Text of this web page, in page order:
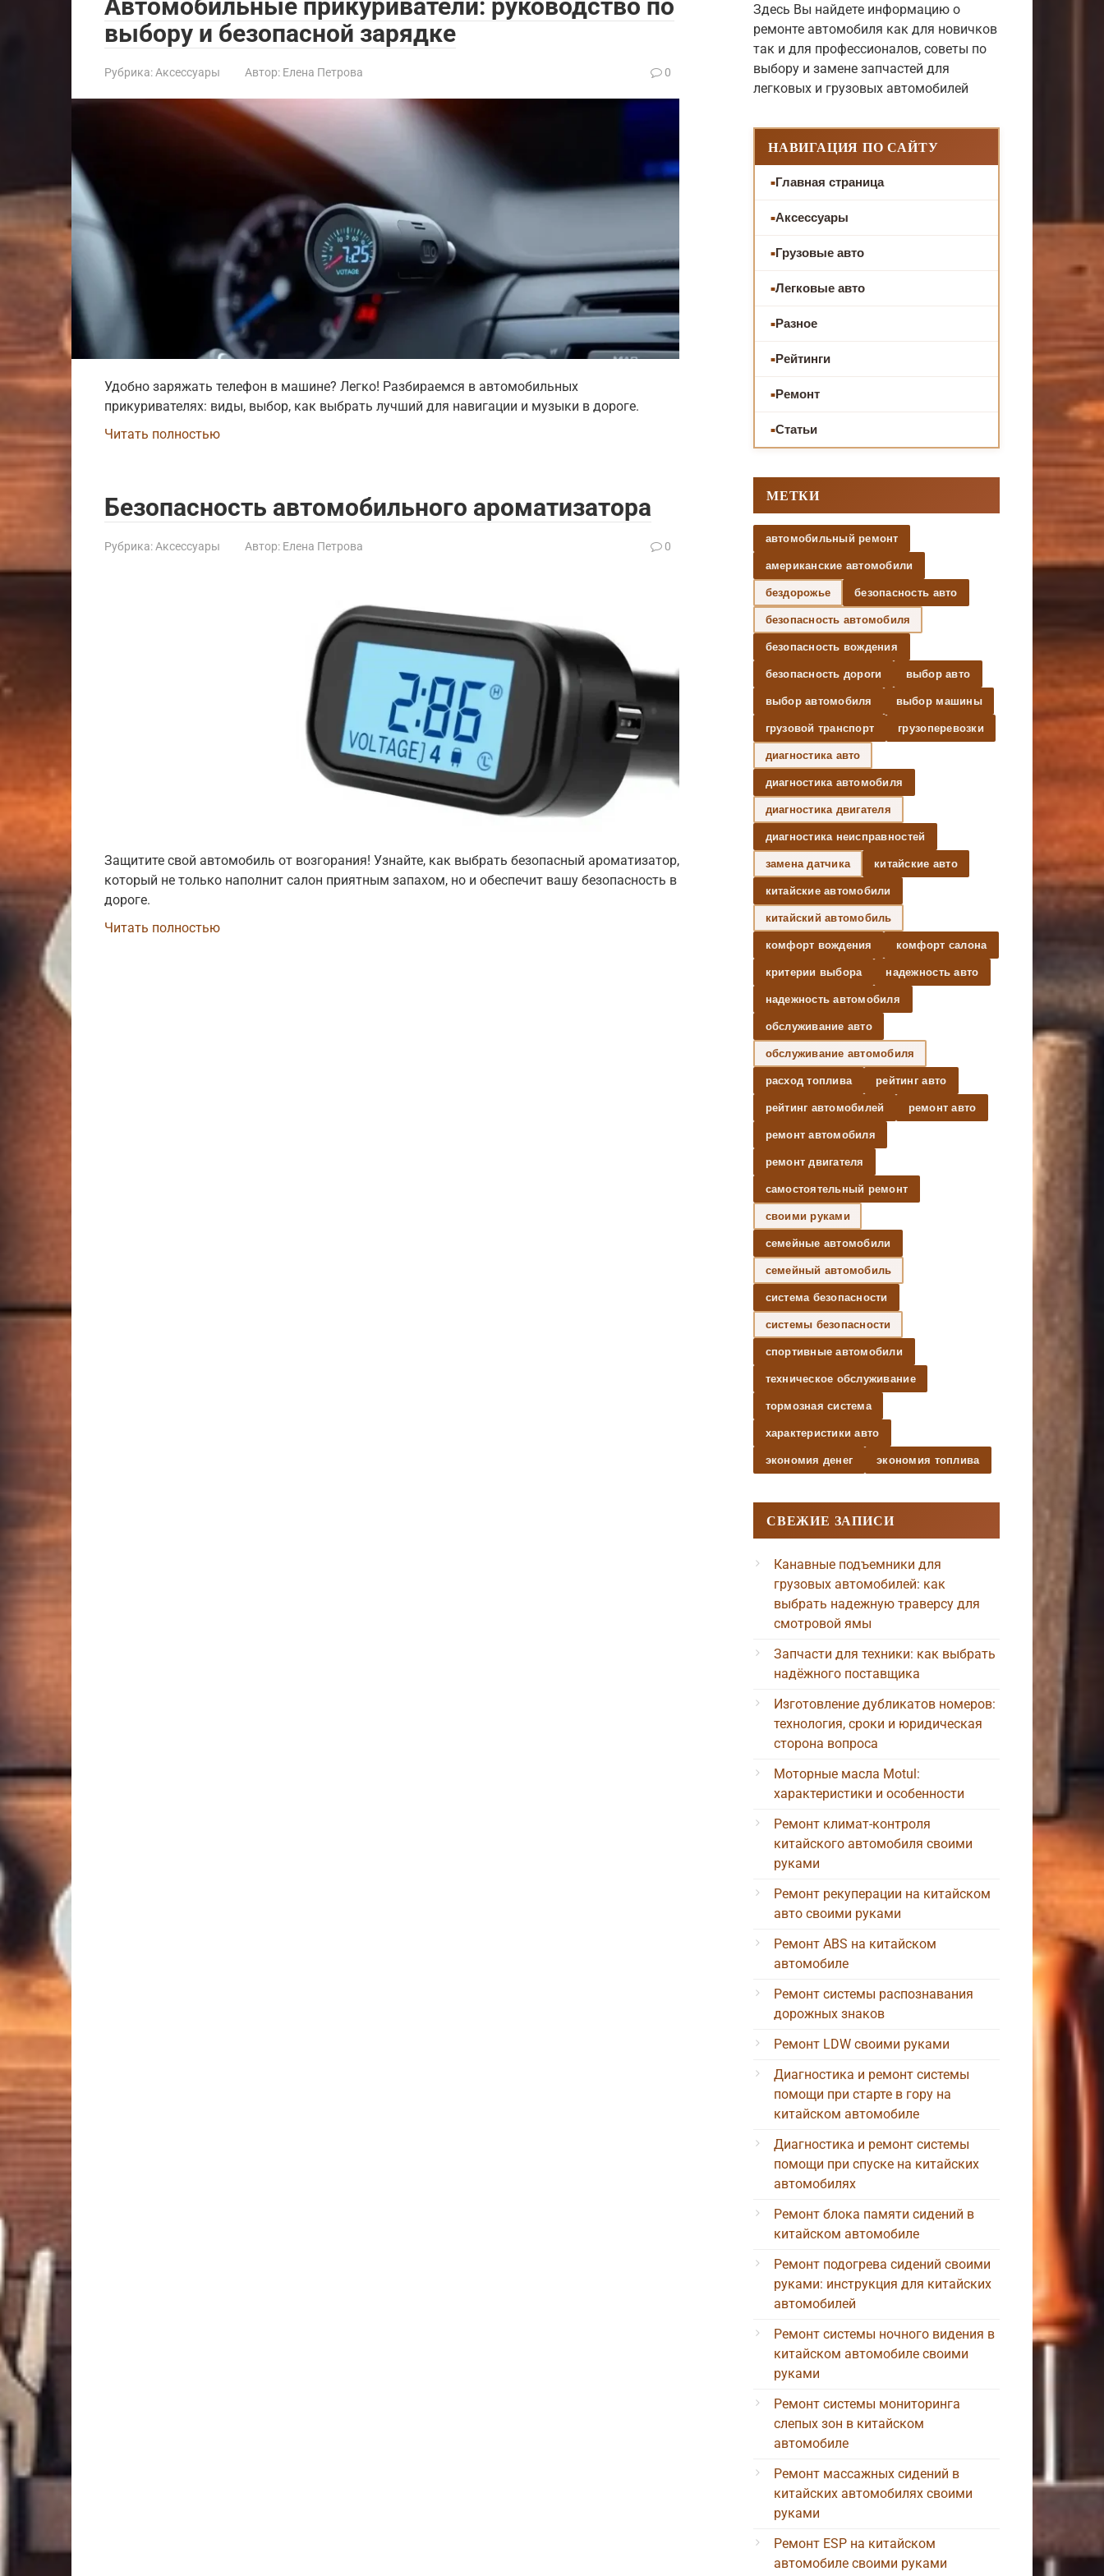
Автомобильные прикуриватели: руководство по
выбору и безопасной зарядке
Рубрика: Аксессуары Автор: Елена Петрова 0
Удобно заряжать телефон в машине? Легко! Разбираемся в автомобильных
прикуривателях: виды, выбор, как выбрать лучший для навигации и музыки в дороге.
Читать полностью
Безопасность автомобильного ароматизатора
Рубрика: Аксессуары Автор: Елена Петрова 0
Защитите свой автомобиль от возгорания! Узнайте, как выбрать безопасный ароматизатор,
который не только наполнит салон приятным запахом, но и обеспечит вашу безопасность в
дороге.
Читать полностью
Здесь Вы найдете информацию о
ремонте автомобиля как для новичков
так и для профессионалов, советы по
выбору и замене запчастей для
легковых и грузовых автомобилей
НАВИГАЦИЯ ПО САЙТУ
Главная страница
Аксессуары
Грузовые авто
Легковые авто
Разное
Рейтинги
Ремонт
Статьи
МЕТКИ
автомобильный ремонт
американские автомобили
бездорожье безопасность авто
безопасность автомобиля
безопасность вождения
безопасность дороги выбор авто
выбор автомобиля выбор машины
грузовой транспорт грузоперевозки
диагностика авто
диагностика автомобиля
диагностика двигателя
диагностика неисправностей
замена датчика китайские авто
китайские автомобили
китайский автомобиль
комфорт вождения комфорт салона
критерии выбора надежность авто
надежность автомобиля
обслуживание авто
обслуживание автомобиля
расход топлива рейтинг авто
рейтинг автомобилей ремонт авто
ремонт автомобиля
ремонт двигателя
самостоятельный ремонт
своими руками
семейные автомобили
семейный автомобиль
система безопасности
системы безопасности
спортивные автомобили
техническое обслуживание
тормозная система
характеристики авто
экономия денег экономия топлива
СВЕЖИЕ ЗАПИСИ
Канавные подъемники для
грузовых автомобилей: как
выбрать надежную траверсу для
смотровой ямы
Запчасти для техники: как выбрать
надёжного поставщика
Изготовление дубликатов номеров:
технология, сроки и юридическая
сторона вопроса
Моторные масла Motul:
характеристики и особенности
Ремонт климат-контроля
китайского автомобиля своими
руками
Ремонт рекуперации на китайском
авто своими руками
Ремонт ABS на китайском
автомобиле
Ремонт системы распознавания
дорожных знаков
Ремонт LDW своими руками
Диагностика и ремонт системы
помощи при старте в гору на
китайском автомобиле
Диагностика и ремонт системы
помощи при спуске на китайских
автомобилях
Ремонт блока памяти сидений в
китайском автомобиле
Ремонт подогрева сидений своими
руками: инструкция для китайских
автомобилей
Ремонт системы ночного видения в
китайском автомобиле своими
руками
Ремонт системы мониторинга
слепых зон в китайском
автомобиле
Ремонт массажных сидений в
китайских автомобилях своими
руками
Ремонт ESP на китайском
автомобиле своими руками